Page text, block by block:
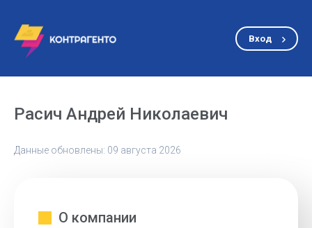
Вход
Расич Андрей Николаевич
Данные обновлены: 09 августа 2026
О компании